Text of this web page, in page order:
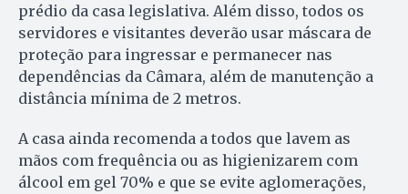
prédio da casa legislativa. Além disso, todos os
servidores e visitantes deverão usar máscara de
proteção para ingressar e permanecer nas
dependências da Câmara, além de manutenção a
distância mínima de 2 metros.
A casa ainda recomenda a todos que lavem as
mãos com frequência ou as higienizarem com
álcool em gel 70% e que se evite aglomerações,